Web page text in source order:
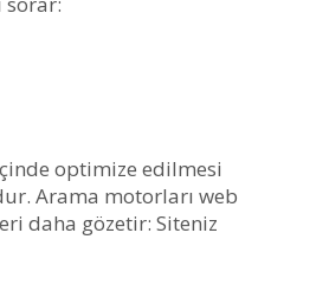
optimize edilmesi
Arama motorları web
daha gözetir: Siteniz